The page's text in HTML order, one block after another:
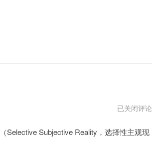
少
ssrpc
已关闭评论
Subjective Reality，选择性主观现